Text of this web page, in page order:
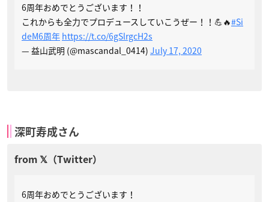
6周年おめでとうございます！！
これからも全力でプロデュースしていこうぜー！！💪🔥#Si
deM6周年 https://t.co/6gSlrgcH2s
— 益山武明 (@mascandal_0414) July 17, 2020
深町寿成さん
6周年おめでとうございます！